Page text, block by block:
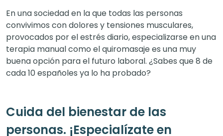
En una sociedad en la que todas las personas
convivimos con dolores y tensiones musculares,
provocados por el estrés diario, especializarse en una
terapia manual como el quiromasaje es una muy
buena opción para el futuro laboral. ¿Sabes que 8 de
cada 10 españoles ya lo ha probado?
Cuida del bienestar de las
personas. ¡Especialízate en